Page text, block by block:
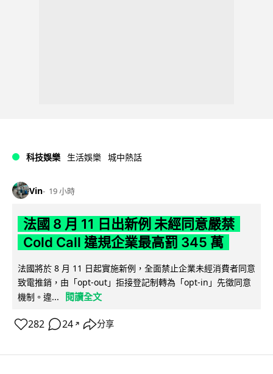
科技娛樂 生活娛樂 城中熱話
Vin 19 小時
法國 8 月 11 日出新例 未經同意嚴禁
Cold Call 違規企業最高罰 345 萬
法國將於 8 月 11 日起實施新例，全面禁止企業未經消費者同意
致電推銷，由「opt-out」拒接登記制轉為「opt-in」先徵同意
機制。違...
閱讀全文
282 24 ↗ 分享